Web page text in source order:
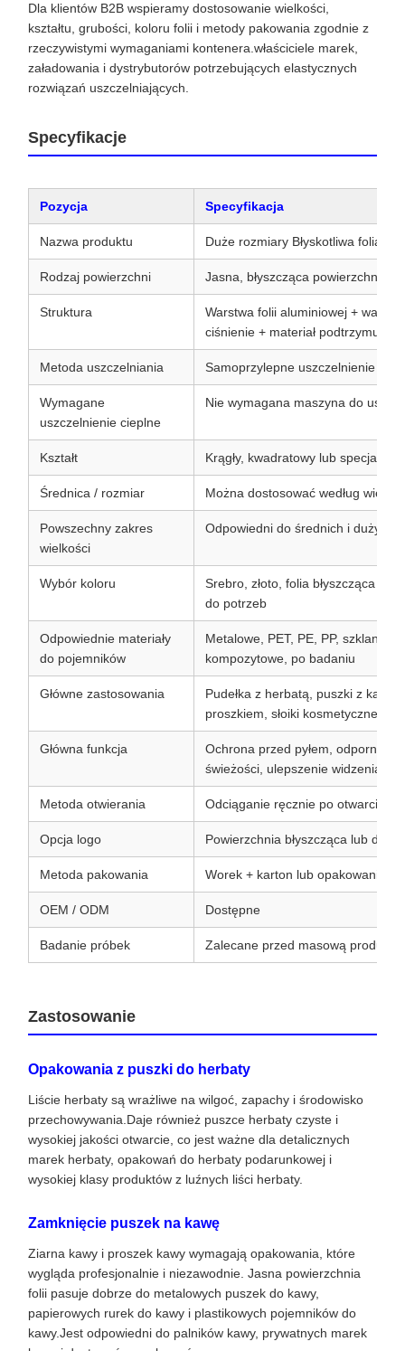
Dla klientów B2B wspieramy dostosowanie wielkości,
kształtu, grubości, koloru folii i metody pakowania zgodnie z
rzeczywistymi wymaganiami kontenera.właściciele marek,
załadowania i dystrybutorów potrzebujących elastycznych
rozwiązań uszczelniających.
Specyfikacje
Pozycja Specyfikacja
Nazwa produktu Duże rozmiary Błyskotliwa folia
Rodzaj powierzchni Jasna, błyszcząca powierzchnia
Struktura
Warstwa folii aluminiowej +
ciśnienie + materiał podtrzymujący
Metoda uszczelniania Samoprzylepne uszczelnienie
Wymagane
uszczelnienie cieplne
Nie wymagana maszyna do
Kształt Krągły, kwadratowy lub specjalny
Średnica / rozmiar Można dostosować według
Powszechny zakres
wielkości
Odpowiedni do średnich i dużych
Wybór koloru
Srebro, złoto, folia błyszcząca
do potrzeb
Odpowiednie materiały
do pojemników
Metalowe, PET, PE, PP, szklane,
kompozytowe, po badaniu
Główne zastosowania
Pudełka z herbatą, puszki z
proszkiem, słoiki kosmetyczne
Główna funkcja
Ochrona przed pyłem, odporność
świeżości, ulepszenie widzenia
Metoda otwierania Odciąganie ręcznie po otwarciu
Opcja logo Powierzchnia błyszcząca lub
Metoda pakowania Worek + karton lub opakowanie
OEM / ODM Dostępne
Badanie próbek Zalecane przed masową produkcją
Zastosowanie
Opakowania z puszki do herbaty
Liście herbaty są wrażliwe na wilgoć, zapachy i środowisko
przechowywania.Daje również puszce herbaty czyste i
wysokiej jakości otwarcie, co jest ważne dla detalicznych
marek herbaty, opakowań do herbaty podarunkowej i
wysokiej klasy produktów z luźnych liści herbaty.
Zamknięcie puszek na kawę
Ziarna kawy i proszek kawy wymagają opakowania, które
wygląda profesjonalnie i niezawodnie. Jasna powierzchnia
folii pasuje dobrze do metalowych puszek do kawy,
papierowych rurek do kawy i plastikowych pojemników do
kawy.Jest odpowiedni do palników kawy, prywatnych marek